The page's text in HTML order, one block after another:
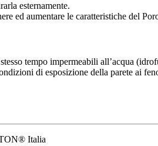
esternamente.
ed aumentare le caratteristiche del
tempo impermeabili all’acqua
di esposizione della parete ai
Italia